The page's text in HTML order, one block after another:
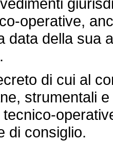
operative,
data della sua
di cui al
strumentali
di consiglio.